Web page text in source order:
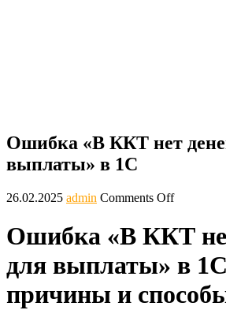
Ошибка «В ККТ нет
выплаты» в 1С
26.02.2025 admin Comments Off
Ошибка «В ККТ
для выплаты» в
причины и